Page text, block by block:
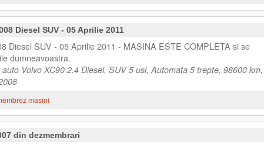
Diesel SUV - 05 Aprilie 2011
Diesel SUV - 05 Aprilie 2011 - MASINA ESTE COMPLETA si se
dumneavoastra.
Volvo XC90 2.4 Diesel, SUV 5 usi, Automata 5 trepte, 98600 km,
masini
din dezmembrari